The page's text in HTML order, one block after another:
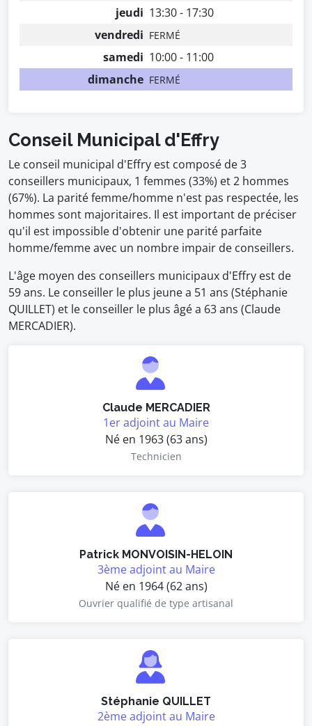
jeudi 13:30 - 17:30
vendredi FERMÉ
samedi 10:00 - 11:00
dimanche FERMÉ
Conseil Municipal d'Effry
Le conseil municipal d'Effry est composé de 3
conseillers municipaux, 1 femmes (33%) et 2 hommes
(67%). La parité femme/homme n'est pas respectée, les
hommes sont majoritaires. Il est important de préciser
qu'il est impossible d'obtenir une parité parfaite
homme/femme avec un nombre impair de conseillers.
L'âge moyen des conseillers municipaux d'Effry est de
59 ans. Le conseiller le plus jeune a 51 ans (Stéphanie
QUILLET) et le conseiller le plus âgé a 63 ans (Claude
MERCADIER).
Claude MERCADIER
1er adjoint au Maire
Né en 1963 (63 ans)
Technicien
Patrick MONVOISIN-HELOIN
3ème adjoint au Maire
Né en 1964 (62 ans)
Ouvrier qualifié de type artisanal
Stéphanie QUILLET
2ème adjoint au Maire